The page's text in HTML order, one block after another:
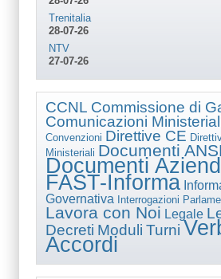
Trenitalia
28-07-26
NTV
27-07-26
CCNL Commissione di
Comunicazioni
Convenzioni Direttive CE
Ministeriali Documenti
Documenti
FAST-Informa
Governativa Interrogazioni
Lavora con Noi Legale
Decreti Moduli Turni
Accordi